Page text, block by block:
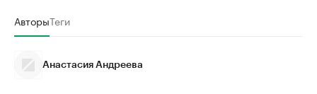
АвторыТеги
Анастасия Андреева